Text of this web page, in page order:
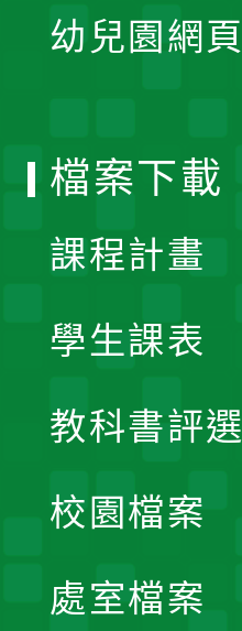
幼兒園網頁
檔案下載
課程計畫
學生課表
教科書評選
校園檔案
處室檔案